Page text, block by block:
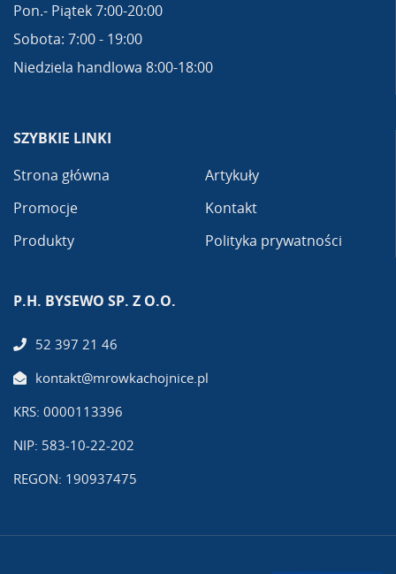
Pon.- Piątek 7:00-20:00
Sobota: 7:00 - 19:00
Niedziela handlowa 8:00-18:00
SZYBKIE LINKI
Strona główna
Promocje
Produkty
Artykuły
Kontakt
Polityka prywatności
P.H. BYSEWO SP. Z O.O.
52 397 21 46
kontakt@mrowkachojnice.pl
KRS: 0000113396
NIP: 583-10-22-202
REGON: 190937475